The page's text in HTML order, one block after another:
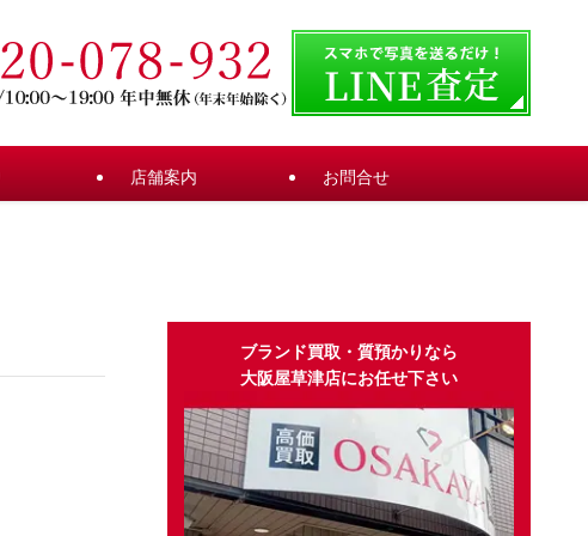
店舗案内 お問合せ
ブランド買取・質預かりなら
大阪屋草津店にお任せ下さい